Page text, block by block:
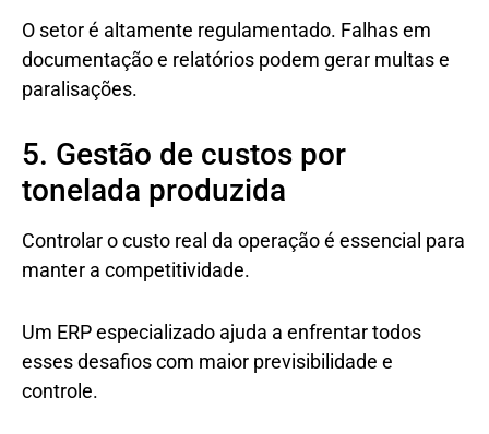
O setor é altamente regulamentado. Falhas em
documentação e relatórios podem gerar multas e
paralisações.
5. Gestão de custos por
tonelada produzida
Controlar o custo real da operação é essencial para
manter a competitividade.
Um ERP especializado ajuda a enfrentar todos
esses desafios com maior previsibilidade e
controle.